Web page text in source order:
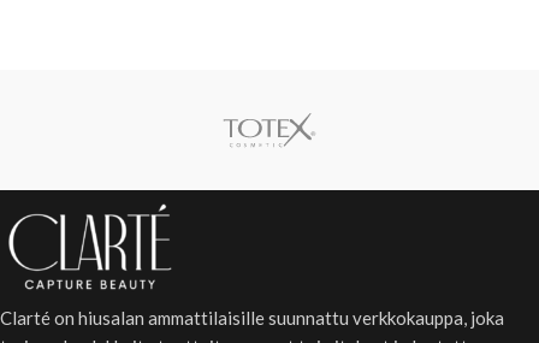
Clarté on hiusalan ammattilaisille suunnattu verkkokauppa, joka